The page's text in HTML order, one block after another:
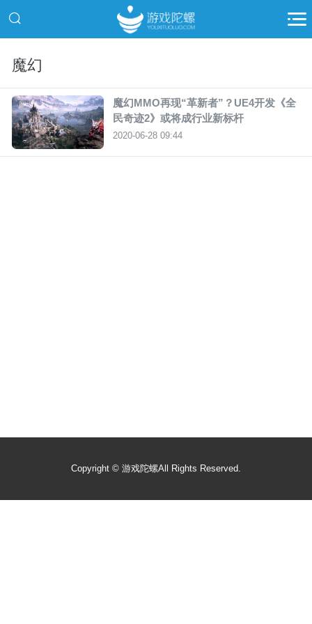
魔幻
魔幻MMO再现“革新者”？UE4开发《全
民奇迹2》或将成行业新标杆
2020-06-28 09:44
Copyright © 游戏陀螺All Rights Reserved.